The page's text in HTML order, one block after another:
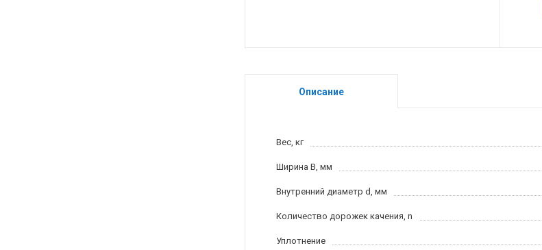
Описание
Вес, кг
Ширина B, мм
Внутренний диаметр d, мм
Количество дорожек качения, n
Уплотнение